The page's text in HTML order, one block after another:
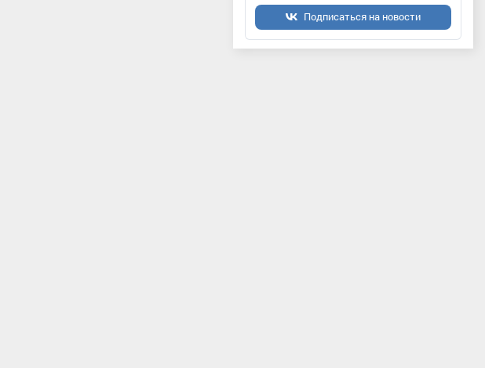
Подписаться на новости